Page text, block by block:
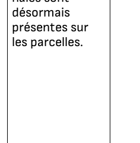
désormais
présentes sur
les parcelles.